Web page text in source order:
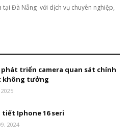
tại Đà Nẵng với dịch vụ chuyên nghiệp,
phát triển camera quan sát chính
không tưởng
tiết Iphone 16 seri
2024